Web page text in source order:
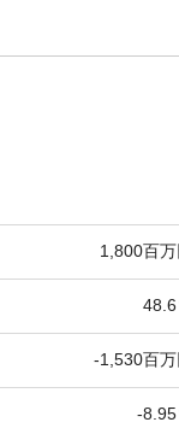
1,800百万
48.6
-1,530百万
-8.95